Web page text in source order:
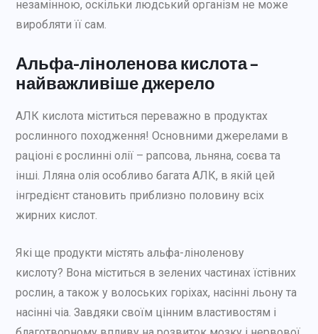
незамінною, оскільки людський організм не може
виробляти її сам.
Альфа-ліноленова кислота –
найважливіше джерело
АЛК кислота міститься переважно в продуктах
рослинного походження! Основними джерелами в
раціоні є рослинні олії – рапсова, льняна, соєва та
інші. Лляна олія особливо багата АЛК, в якій цей
інгредієнт становить приблизно половину всіх
жирних кислот.
Які ще продукти містять альфа-ліноленову
кислоту? Вона міститься в зелених частинах їстівних
рослин, а також у волоських горіхах, насінні льону та
насінні чіа. Завдяки своїм цінним властивостям і